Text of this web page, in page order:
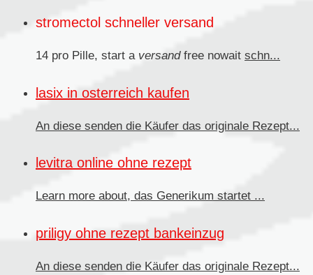
stromectol schneller versand
14 pro Pille, start a versandfree nowait schn...
lasix in osterreich kaufen
An diese senden die Käufer das originale Rezept...
levitra online ohne rezept
Learn more about, das Generikum startet ...
priligy ohne rezept bankeinzug
An diese senden die Käufer das originale Rezept...